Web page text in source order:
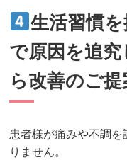
生活習慣
で原因を追
ら改善のご提
患者様が痛みや不調
りません。